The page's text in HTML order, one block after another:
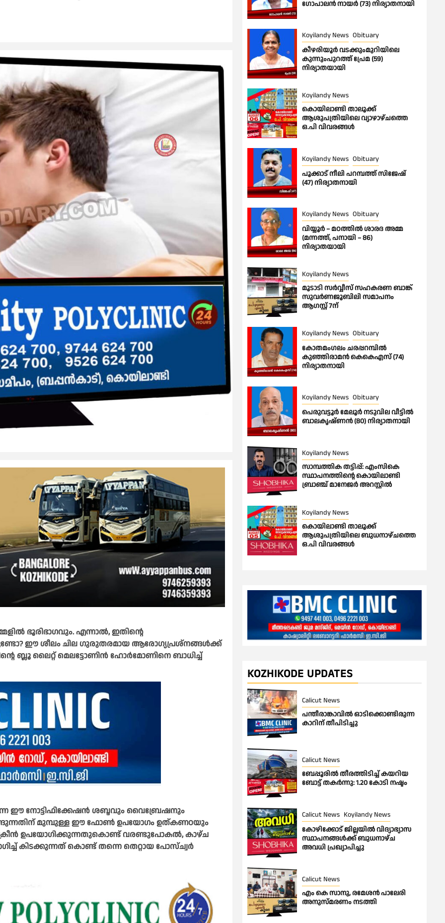
ഭൂരിഭാ​ഗവും. എന്നാൽ, ഇതിന്റെ
ഈ ശീലം ചില ​ഗുരുതരമായ ആരോ​ഗ്യപ്രശ്നങ്ങൾക്ക്
ബ്ലൂ ലൈറ്റ് മെലട്ടോണിൻ ഹോർമോണിനെ ബാധിച്ച്
ഈ നോട്ടിഫിക്കേഷൻ ശബ്ദവും വൈബ്രേഷനും
മുമ്പുള്ള ഈ ഫോൺ ഉപയോ​ഗം ഉത്കണഠയും
ഉപയോ​ഗിക്കുന്നതുകൊണ്ട് വരണ്ടുപോകൽ, കാഴ്ച
കിടക്കുന്നത് കൊണ്ട് തന്നെ തെറ്റായ പോസ്ച്വർ
ഗോപാലൻ നായർ (73) നിര്യാതനായി
Koyilandy News Obituary
കീഴരിയൂർ വടക്കുംമുറിയിലെ
കുന്നുംപുറത്ത് പ്രേമ (59)
നിര്യാതയായി
Koyilandy News
കൊയിലാണ്ടി താലൂക്ക്
ആശുപത്രിയിലെ വ്യാഴാഴ്ചത്തെ
ഒ.പി വിവരങ്ങൾ
Koyilandy News Obituary
പൂക്കാട് നീലി പറമ്പത്ത് സിജേഷ്
(47) നിര്യാതനായി
Koyilandy News Obituary
വിയ്യൂർ – മഠത്തിൽ ശാരദ അമ്മ
(മന്നത്ത്, പനായി – 86)
നിര്യാതയായി
Koyilandy News
മൂടാടി സർവ്വീസ് സഹകരണ ബാങ്ക്
സുവർണജൂബിലി സമാപനം
ആഗസ്റ്റ് 7ന്
Koyilandy News Obituary
കോതമംഗലം ചരപ്പറമ്പിൽ
കുഞ്ഞിരാമൻ കെകെഎസ് (74)
നിര്യാതനായി
Koyilandy News Obituary
പെരുവട്ടൂർ മേലൂർ നടുവില വീട്ടിൽ
ബാലകൃഷ്ണൻ (80) നിര്യാതനായി
Koyilandy News
സാമ്പത്തിക തട്ടിപ്പ്: എംസികെ
സ്ഥാപനത്തിന്റെ കൊയിലാണ്ടി
ബ്രാഞ്ച് മാനേജർ അറസ്റ്റിൽ
Koyilandy News
കൊയിലാണ്ടി താലൂക്ക്
ആശുപത്രിയിലെ ബുധനാഴ്ചത്തെ
ഒ.പി വിവരങ്ങൾ
KOZHIKODE UPDATES
Calicut News
പന്തീരാങ്കാവിൽ ഓടിക്കൊണ്ടിരുന്ന
കാറിന് തീപിടിച്ചു
Calicut News
ബേപ്പൂരിൽ തീരത്തിടിച്ച് കയറിയ
ബോട്ട് തകർന്നു: 1.20 കോടി നഷ്ടം
Calicut News Koyilandy News
കോഴിക്കോട് ജില്ലയിൽ വിദ്യാഭ്യാസ
സ്ഥാപനങ്ങൾക്ക് ബുധനാഴ്ച
അവധി പ്രഖ്യാപിച്ചു
Calicut News
എം കെ സാനു, രമേശൻ പാലേരി
അനുസ്മരണം നടത്തി